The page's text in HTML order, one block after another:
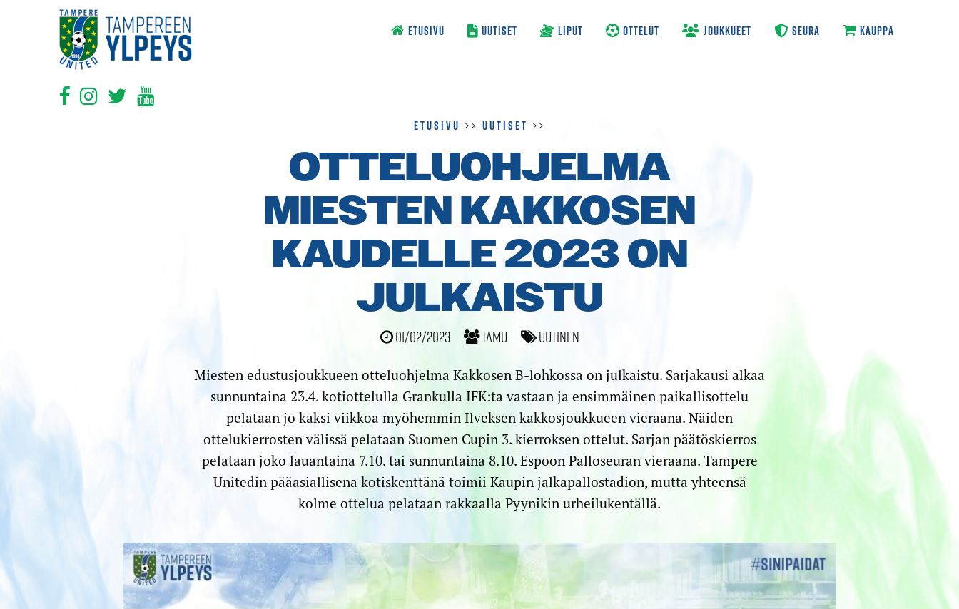
ETUSIVU UUTISET LIPUT OTTELUT JOUKKUEET SEURA KAUPPA
Etusivu >> Uutiset >>
OTTELU­OHJELMA
MIESTEN KAKKOSEN
KAUDELLE 2023 ON
JULKAISTU
01/02/2023 TamU Uutinen
Miesten edustusjoukkueen otteluohjelma Kakkosen B-lohkossa on julkaistu. Sarjakausi alkaa
sunnuntaina 23.4. kotiottelulla Grankulla IFK:ta vastaan ja ensimmäinen paikallisottelu
pelataan jo kaksi viikkoa myöhemmin Ilveksen kakkosjoukkueen vieraana. Näiden
ottelukierrosten välissä pelataan Suomen Cupin 3. kierroksen ottelut. Sarjan päätöskierros
pelataan joko lauantaina 7.10. tai sunnuntaina 8.10. Espoon Palloseuran vieraana. Tampere
Unitedin pääasiallisena kotiskenttänä toimii Kaupin jalkapallostadion, mutta yhteensä
kolme ottelua pelataan rakkaalla Pyynikin urheilukentällä.